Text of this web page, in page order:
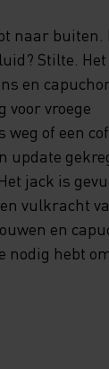
naar buiten.
Stilte.
en
voor vroege
of een
update
jack is
vulkracht
en
nodig hebt